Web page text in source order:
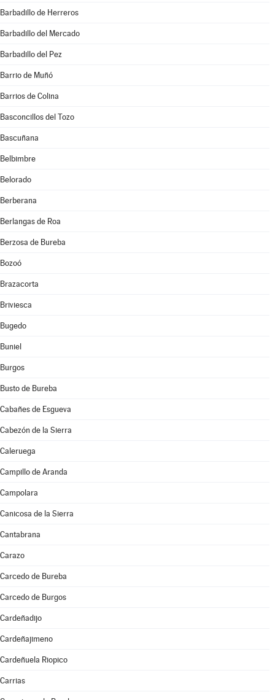
Barbadillo de Herreros
Barbadillo del Mercado
Barbadillo del Pez
Barrio de Muñó
Barrios de Colina
Basconcillos del Tozo
Bascuñana
Belbimbre
Belorado
Berberana
Berlangas de Roa
Berzosa de Bureba
Bozoó
Brazacorta
Briviesca
Bugedo
Buniel
Burgos
Busto de Bureba
Cabañes de Esgueva
Cabezón de la Sierra
Caleruega
Campillo de Aranda
Campolara
Canicosa de la Sierra
Cantabrana
Carazo
Carcedo de Bureba
Carcedo de Burgos
Cardeñadijo
Cardeñajimeno
Cardeñuela Riopico
Carrias